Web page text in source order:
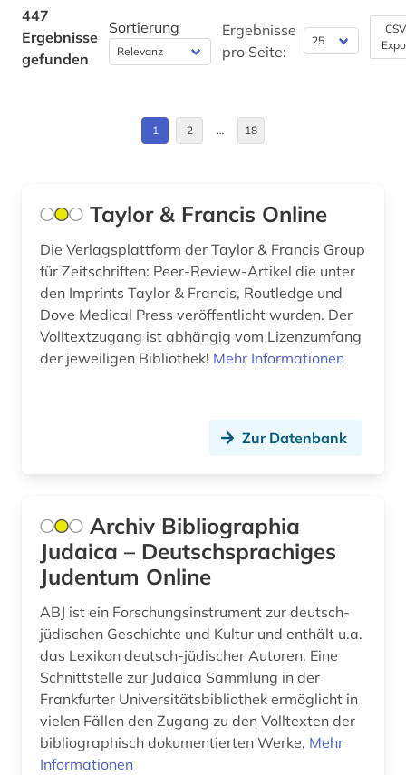
betriebswirtschaftslehre (1)
bibelkommentar (1)
bibelwissenschaft (2)
bibliografie (447)
bibliographie (2)
biblioteca nacional (1)
bibliotheksgeschichte (1)
bibliothekswesen (3)
bildung (1)
biograf (1)
biografie (9)
biographie (2)
biologie (8)
biomedizinische technik (1)
Estland (4)
Hessen (1)
Irland (2)
Israel (1)
Kroatien (4)
Lettland (3)
Liechtenstein (1)
Litauen (5)
Makedonien (4)
Mecklenburg-Vorpommern (1)
447
Ergebnisse
gefunden
Sortierung
Ergebnisse
pro Seite:
1 2 … 18
Taylor & Francis Online
Die Verlagsplattform der Taylor & Francis Group
für Zeitschriften: Peer-Review-Artikel die unter
den Imprints Taylor & Francis, Routledge und
Dove Medical Press veröffentlicht wurden. Der
Volltextzugang ist abhängig vom Lizenzumfang
der jeweiligen Bibliothek! Mehr Informationen
Zur Datenbank
Archiv Bibliographia
Judaica – Deutschsprachiges
Judentum Online
ABJ ist ein Forschungsinstrument zur deutsch-
jüdischen Geschichte und Kultur und enthält u.a.
das Lexikon deutsch-jüdischer Autoren. Eine
Schnittstelle zur Judaica Sammlung in der
Frankfurter Universitätsbibliothek ermöglicht in
vielen Fällen den Zugang zu den Volltexten der
bibliographisch dokumentierten Werke. Mehr
Informationen